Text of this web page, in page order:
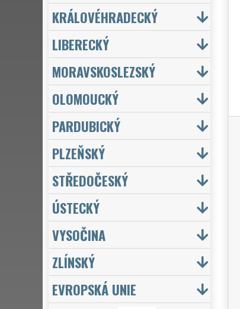
KRÁLOVÉHRADECKÝ
LIBERECKÝ
MORAVSKOSLEZSKÝ
OLOMOUCKÝ
PARDUBICKÝ
PLZEŇSKÝ
STŘEDOČESKÝ
ÚSTECKÝ
VYSOČINA
ZLÍNSKÝ
EVROPSKÁ UNIE